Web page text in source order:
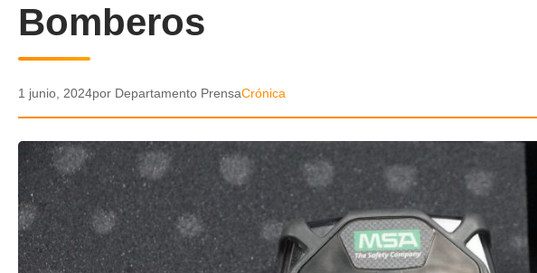
Bomberos
1 junio, 2024por Departamento PrensaCrónica